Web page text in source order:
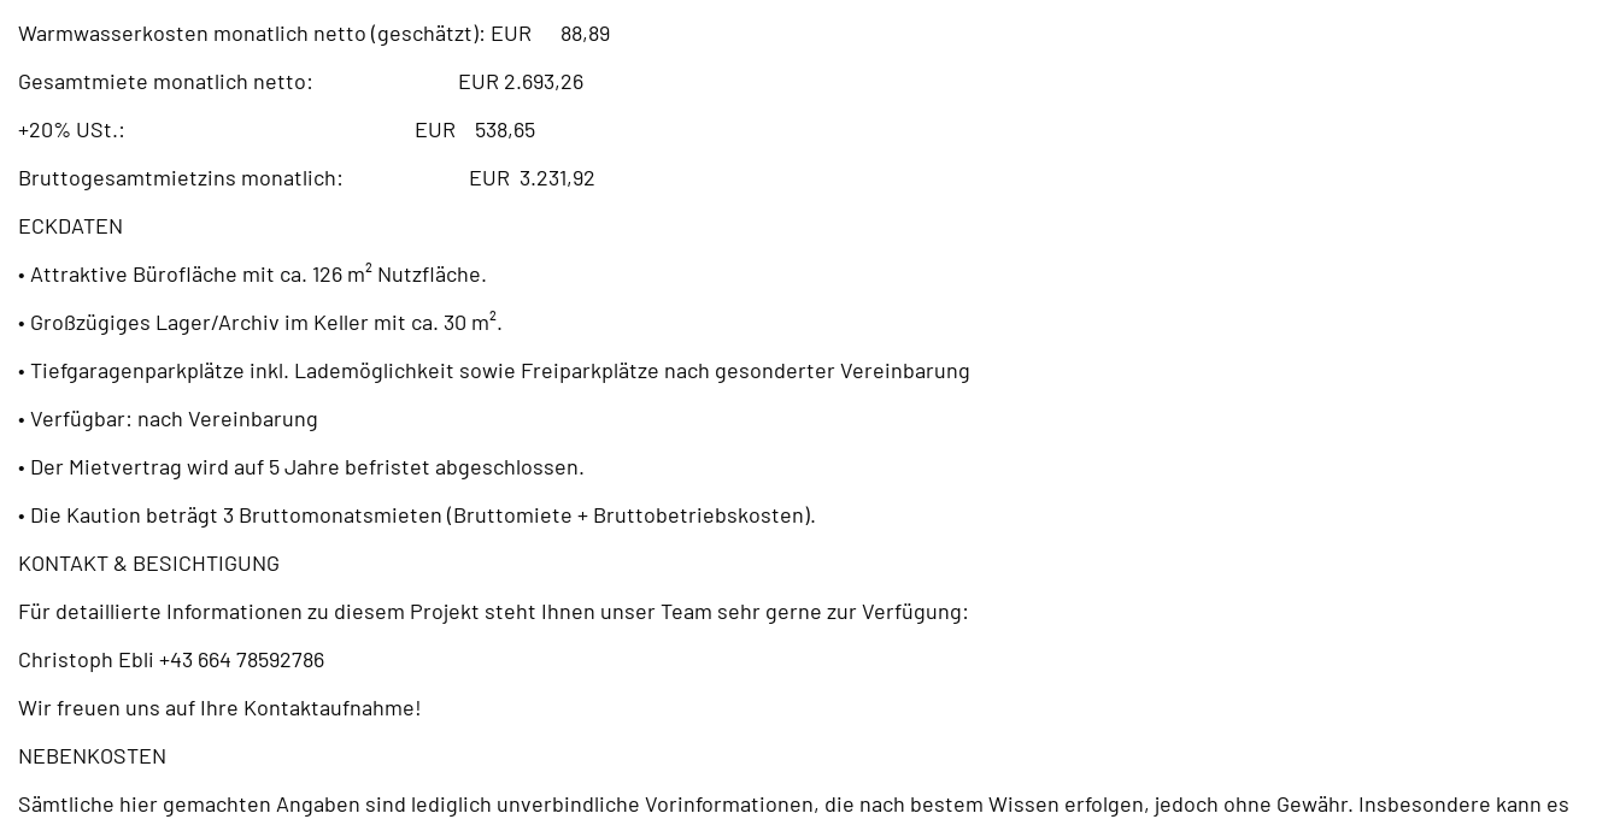
Warmwasserkosten monatlich netto (geschätzt): EUR 88,89
Gesamtmiete monatlich netto: EUR 2.693,26
+20% USt.: EUR 538,65
Bruttogesamtmietzins monatlich: EUR 3.231,92
ECKDATEN
• Attraktive Bürofläche mit ca. 126 m² Nutzfläche.
• Großzügiges Lager/Archiv im Keller mit ca. 30 m².
• Tiefgaragenparkplätze inkl. Lademöglichkeit sowie Freiparkplätze nach gesonderter Vereinbarung
• Verfügbar: nach Vereinbarung
• Der Mietvertrag wird auf 5 Jahre befristet abgeschlossen.
• Die Kaution beträgt 3 Bruttomonatsmieten (Bruttomiete + Bruttobetriebskosten).
KONTAKT & BESICHTIGUNG
Für detaillierte Informationen zu diesem Projekt steht Ihnen unser Team sehr gerne zur Verfügung:
Christoph Ebli +43 664 78592786
Wir freuen uns auf Ihre Kontaktaufnahme!
NEBENKOSTEN
Sämtliche hier gemachten Angaben sind lediglich unverbindliche Vorinformationen, die nach bestem Wissen erfolgen, jedoch ohne Gewähr. Insbesondere kann es